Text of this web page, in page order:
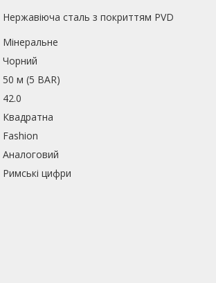
Нержавіюча сталь з покриттям PVD
Мінеральне
Чорний
50 м (5 BAR)
42.0
Квадратна
Fashion
Аналоговий
Римські цифри